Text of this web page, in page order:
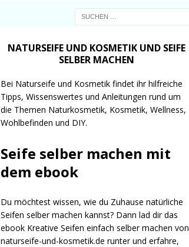
NATURSEIFE UND KOSMETIK UND SEIFE
SELBER MACHEN
Bei Naturseife und Kosmetik findet ihr hilfreiche
Tipps, Wissenswertes und Anleitungen rund um
die Themen Naturkosmetik, Kosmetik, Wellness,
Wohlbefinden und DIY.
Seife selber machen mit
dem ebook
Du möchtest wissen, wie du Zuhause natürliche
Seifen selber machen kannst? Dann lad dir das
ebook Kreative Seifen einfach selber machen von
naturseife-und-kosmetik.de runter und erfahre,